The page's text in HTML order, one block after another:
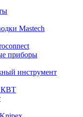
Mastech
приборы
инструмент
КВТ